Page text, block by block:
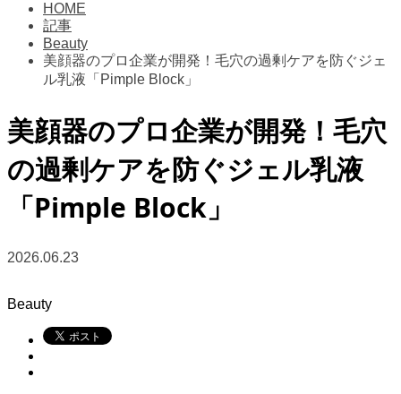
HOME
記事
Beauty
美顔器のプロ企業が開発！毛穴の過剰ケアを防ぐジェ
ル乳液「Pimple Block」
美顔器のプロ企業が開発！毛穴
の過剰ケアを防ぐジェル乳液
「Pimple Block」
2026.06.23
Beauty